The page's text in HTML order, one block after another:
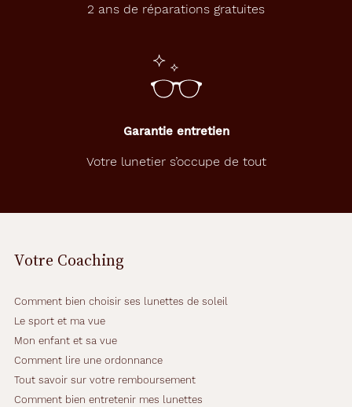
2 ans de réparations gratuites
Garantie entretien
Votre lunetier s’occupe de tout
Votre Coaching
Comment bien choisir ses lunettes de soleil
Le sport et ma vue
Mon enfant et sa vue
Comment lire une ordonnance
Tout savoir sur votre remboursement
Comment bien entretenir mes lunettes